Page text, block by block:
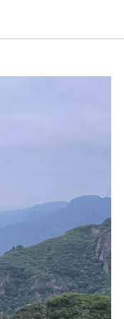
ФПРК